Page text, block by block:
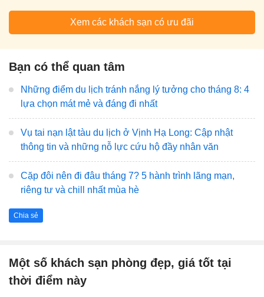
Xem các khách sạn có ưu đãi
Bạn có thể quan tâm
Những điểm du lịch tránh nắng lý tưởng cho tháng 8: 4
lựa chọn mát mẻ và đáng đi nhất
Vụ tai nạn lật tàu du lịch ở Vịnh Hạ Long: Cập nhật
thông tin và những nỗ lực cứu hộ đầy nhân văn
Cặp đôi nên đi đâu tháng 7? 5 hành trình lãng mạn,
riêng tư và chill nhất mùa hè
Chia sẻ
Một số khách sạn phòng đẹp, giá tốt tại
thời điểm này